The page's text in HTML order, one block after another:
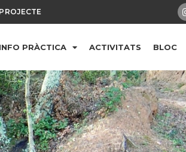
PRÀCTICA ACTIVITATS BLOC